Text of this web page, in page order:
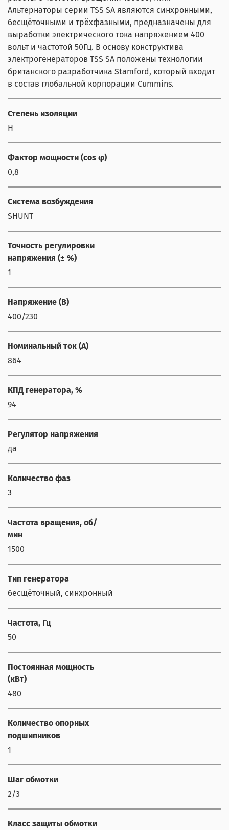
Альтернаторы серии TSS SA являются синхронными,
бесщёточными и трёхфазными, предназначены для
выработки электрического тока напряжением 400
вольт и частотой 50Гц. В основу конструктива
электрогенераторов TSS SA положены технологии
британского разработчика Stamford, который входит
в состав глобальной корпорации Cummins.
Степень изоляции
Н
Фактор мощности (cos φ)
0,8
Система возбуждения
SHUNT
Точность регулировки
напряжения (± %)
1
Напряжение (В)
400/230
Номинальный ток (А)
864
КПД генератора, %
94
Регулятор напряжения
да
Количество фаз
3
Частота вращения, об/
мин
1500
Тип генератора
бесщёточный, синхронный
Частота, Гц
50
Постоянная мощность
(кВт)
480
Количество опорных
подшипников
1
Шаг обмотки
2/3
Класс защиты обмотки